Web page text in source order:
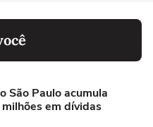
São Paulo acumula
em dívidas